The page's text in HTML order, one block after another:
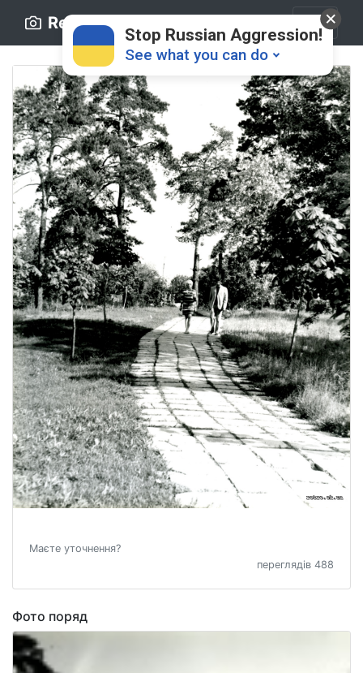
Retro.ck.ua
Маєте уточнення?
переглядів 488
Фото поряд
Stop Russian Aggression!
See what you can do
Donate 💸
Support Ukraine ❤
Share this widget 📌